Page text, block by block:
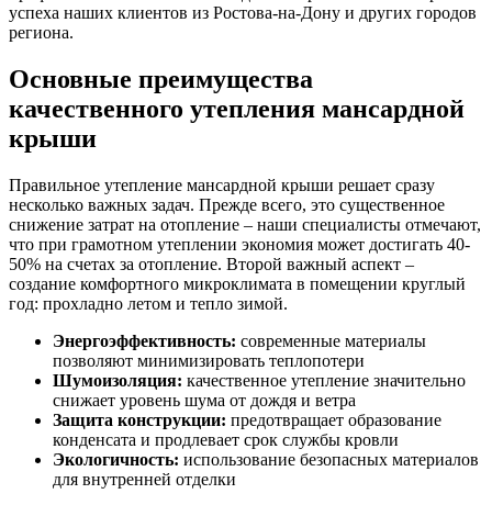
успеха наших клиентов из Ростова-на-Дону и других городов
региона.
Основные преимущества
качественного утепления мансардной
крыши
Правильное утепление мансардной крыши решает сразу
несколько важных задач. Прежде всего, это существенное
снижение затрат на отопление – наши специалисты отмечают,
что при грамотном утеплении экономия может достигать 40-
50% на счетах за отопление. Второй важный аспект –
создание комфортного микроклимата в помещении круглый
год: прохладно летом и тепло зимой.
Энергоэффективность: современные материалы
позволяют минимизировать теплопотери
Шумоизоляция: качественное утепление значительно
снижает уровень шума от дождя и ветра
Защита конструкции: предотвращает образование
конденсата и продлевает срок службы кровли
Экологичность: использование безопасных материалов
для внутренней отделки